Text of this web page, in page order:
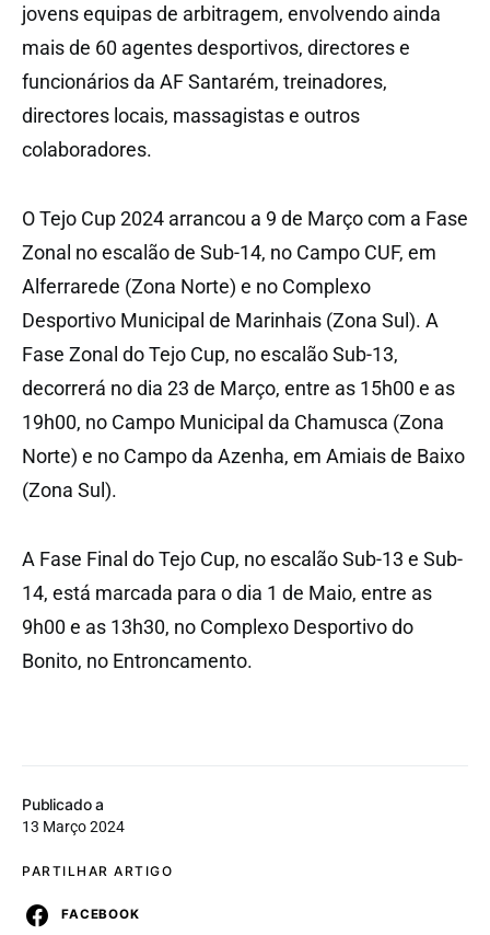
Publicado a
13 Março 2024
PARTILHAR ARTIGO
FACEBOOK
jovens equipas de arbitragem, envolvendo ainda
mais de 60 agentes desportivos, directores e
funcionários da AF Santarém, treinadores,
directores locais, massagistas e outros
colaboradores.
O Tejo Cup 2024 arrancou a 9 de Março com a Fase
Zonal no escalão de Sub-14, no Campo CUF, em
Alferrarede (Zona Norte) e no Complexo
Desportivo Municipal de Marinhais (Zona Sul). A
Fase Zonal do Tejo Cup, no escalão Sub-13,
decorrerá no dia 23 de Março, entre as 15h00 e as
19h00, no Campo Municipal da Chamusca (Zona
Norte) e no Campo da Azenha, em Amiais de Baixo
(Zona Sul).
A Fase Final do Tejo Cup, no escalão Sub-13 e Sub-
14, está marcada para o dia 1 de Maio, entre as
9h00 e as 13h30, no Complexo Desportivo do
Bonito, no Entroncamento.